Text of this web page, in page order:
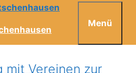
Menü
mit Vereinen zur